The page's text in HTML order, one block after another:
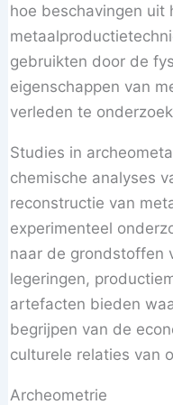
hoe beschavingen uit
gebruikten door de
eigenschappen van
verleden te
Studies in
chemische analyses
reconstructie van
experimenteel
naar de grondstoffen
legeringen,
artefacten bieden
begrijpen van de
culturele relaties van
Archeometrie